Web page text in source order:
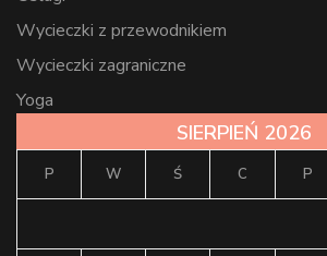
Wycieczki z przewodnikiem
Wycieczki zagraniczne
Yoga
SIERPIEŃ 2026
P W Ś C P